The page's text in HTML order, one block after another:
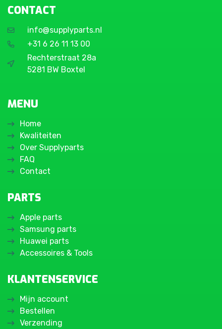
CONTACT
info@supplyparts.nl
+31 6 26 11 13 00
Rechterstraat 28a
5281 BW Boxtel
MENU
Home
Kwaliteiten
Over Supplyparts
FAQ
Contact
PARTS
Apple parts
Samsung parts
Huawei parts
Accessoires & Tools
KLANTENSERVICE
Mijn account
Bestellen
Verzending